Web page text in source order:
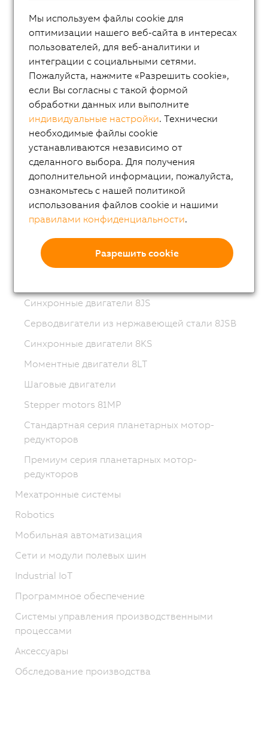
ACOPOSmulti
ACOPOSremote
ACOPOSmotor
Variable frequency drives (VFD)
8LS-4 synchronous motors
8MS-4 synchronous motors
ACOPOSmotor Compact
Серводвигатели 8WSA
8WSB gear motors
Компактные двигатели 8LV
Мотор-редуктора 8LVB
Синхронные двигатели 8LWA
Синхронные двигатели 8LS
Синхронные двигатели 8JS
Серводвигатели из нержавеющей стали 8JSB
Синхронные двигатели 8KS
Моментные двигатели 8LT
Шаговые двигатели
Stepper motors 81MP
Стандартная серия планетарных мотор-
редукторов
Премиум серия планетарных мотор-
редукторов
Мехатронные системы
Robotics
Мобильная автоматизация
Сети и модули полевых шин
Industrial IoT
Программное обеспечение
Системы управления производственными
процессами
Аксессуары
Обследование производства
Мы используем файлы cookie для
оптимизации нашего веб-сайта в интересах
пользователей, для веб-аналитики и
интеграции с социальными сетями.
Пожалуйста, нажмите «Разрешить cookie»,
если Вы согласны с такой формой
обработки данных или выполните
индивидуальные настройки. Технически
необходимые файлы cookie
устанавливаются независимо от
сделанного выбора. Для получения
дополнительной информации, пожалуйста,
ознакомьтесь с нашей политикой
использования файлов cookie и нашими
правилами конфиденциальности.
Разрешить cookie